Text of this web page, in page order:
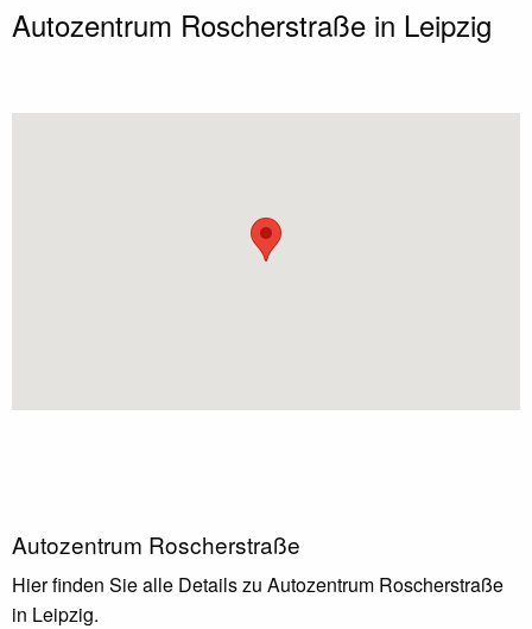
Autozentrum Roscherstraße in Leipzig
Autozentrum Roscherstraße
Hier finden Sie alle Details zu Autozentrum Roscherstraße
in Leipzig.